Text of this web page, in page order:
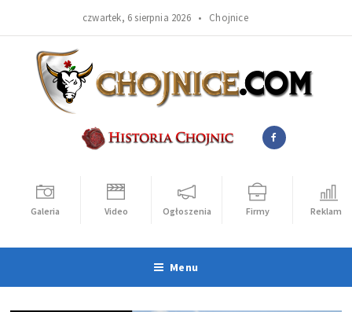
czwartek, 6 sierpnia 2026 • Chojnice
Galeria Video Ogłoszenia Firmy Reklama
Menu